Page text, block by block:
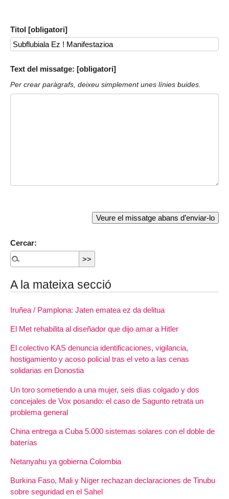
Titol [obligatori]
Text del missatge: [obligatori]
Per crear paràgrafs, deixeu simplement unes línies buides.
Cercar:
A la mateixa secció
Iruñea / Pamplona: Jaten ematea ez da delitua
El Met rehabilita al diseñador que dijo amar a Hitler
El colectivo KAS denuncia identificaciones, vigilancia,
hostigamiento y acoso policial tras el veto a las cenas
solidarias en Donostia
Un toro sometiendo a una mujer, seis días colgado y dos
concejales de Vox posando: el caso de Sagunto retrata un
problema general
China entrega a Cuba 5.000 sistemas solares con el doble de
baterías
Netanyahu ya gobierna Colombia
Burkina Faso, Mali y Níger rechazan declaraciones de Tinubu
sobre seguridad en el Sahel